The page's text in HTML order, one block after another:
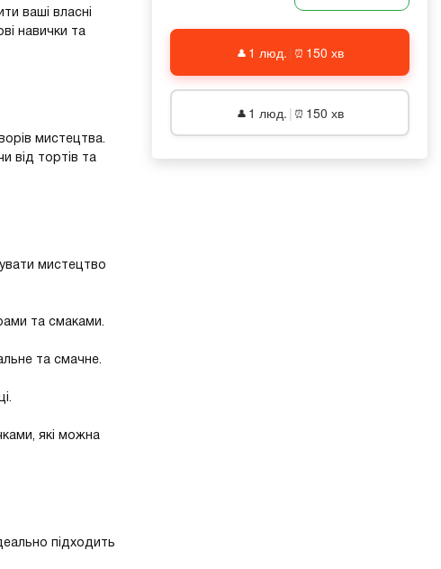
👤 1 люд. | ⏰ 150 хв
👤 1 люд. | ⏰ 150 хв
ваші власні
навички та
мистецтва.
від тортів та
мистецтво
та смаками.
та смачне.
які можна
підходить